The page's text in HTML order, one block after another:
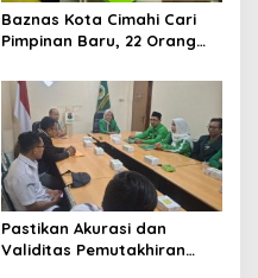
Baznas Kota Cimahi Cari
Pimpinan Baru, 22 Orang
Pastikan Akurasi dan
Validitas Pemutakhiran